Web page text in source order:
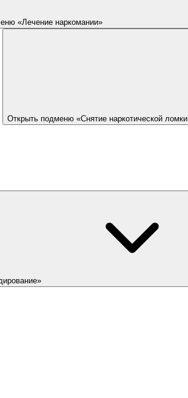
«Лечение наркомании»
Открыть подменю «Снятие наркотической